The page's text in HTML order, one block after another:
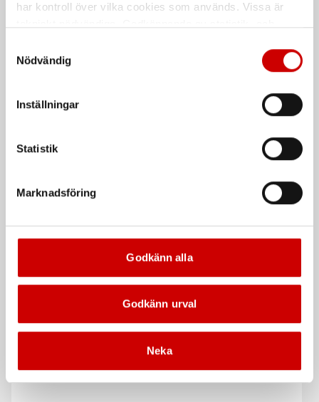
har kontroll över vilka cookies som används. Vissa är
länder utanför EU med olika dataskyddsnormer. Genom
att godkänna samtycker du till sådana överföringar. Läs
Nödvändig
Inställningar
Statistik
Marknadsföring
Godkänn alla
Godkänn urval
Neka
Spärrskaft 3/8" VDE
200 mm
T-handtag VDE för hylsa
De som köpte, köpte även
0-12 bar
Digital, 0-12 bar, svart